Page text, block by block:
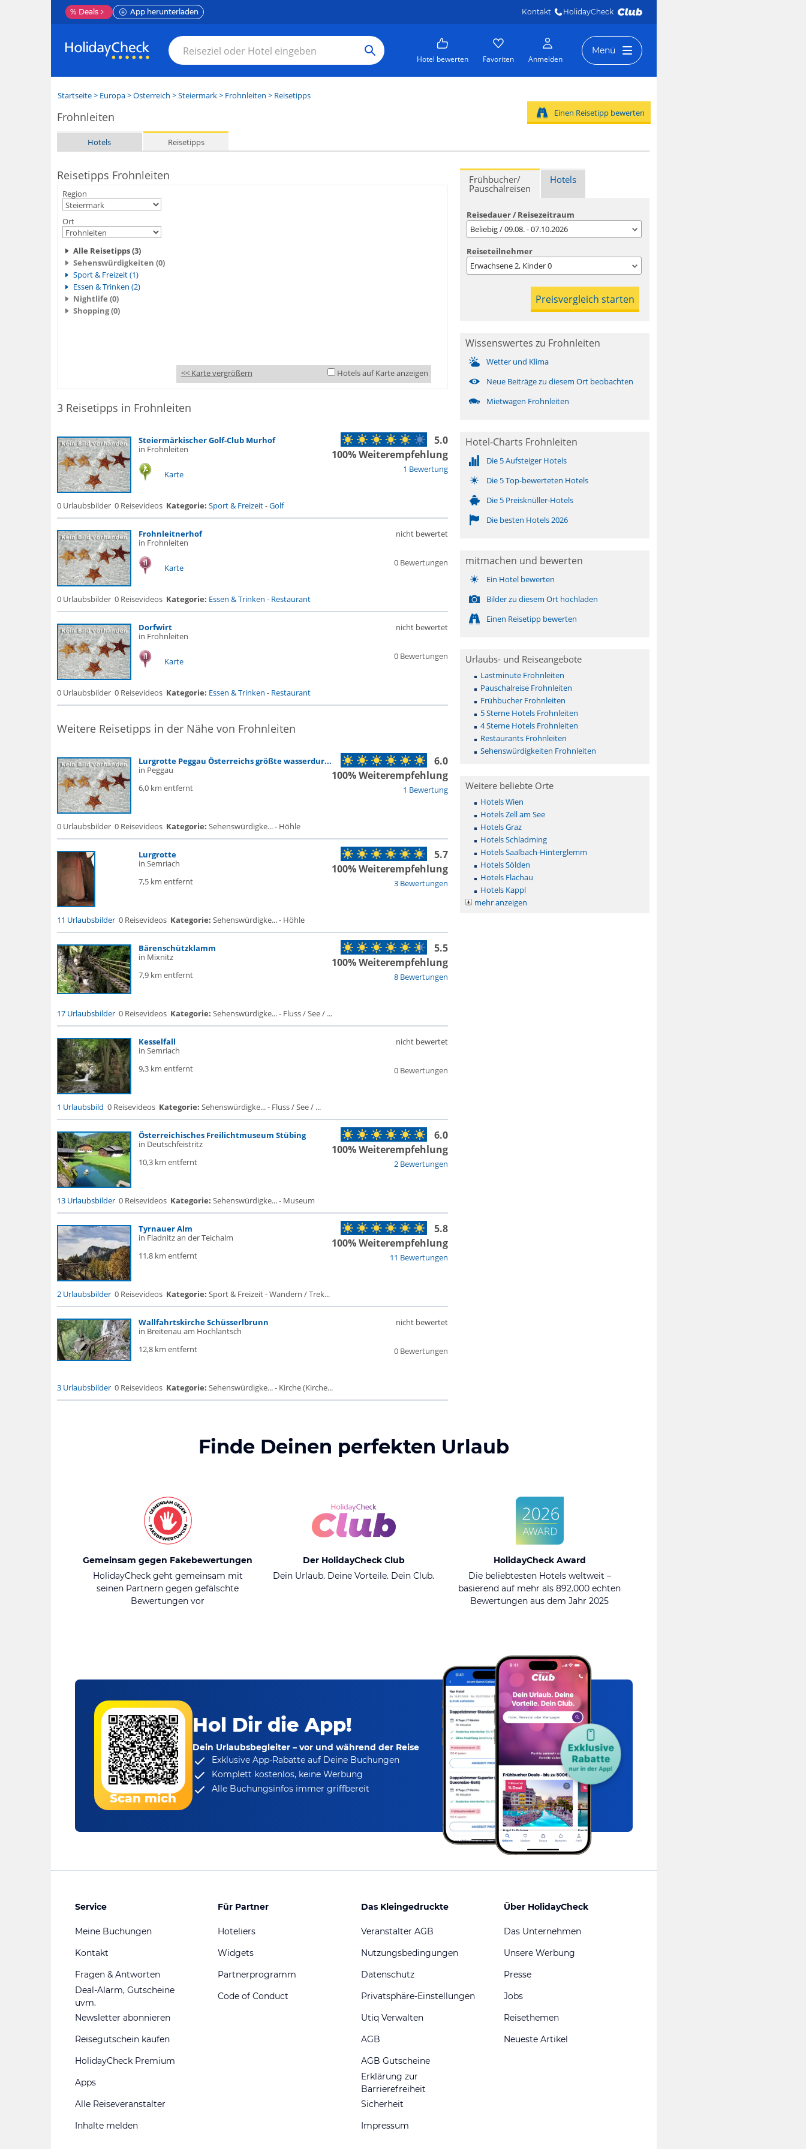
% Deals App herunterladen Kontakt HolidayCheck
Hotel bewerten Favoriten Anmelden
Menü
Startseite> Europa>Österreich >Steiermark> Frohnleiten > Reisetipps
Frohnleiten
Hotels Reisetipps
Einen Reisetipp bewerten
Reisetipps Frohnleiten
Region
Ort
Alle Reisetipps (3)
Sehenswürdigkeiten (0)
Sport & Freizeit (1)
Essen & Trinken (2)
Nightlife (0)
Shopping (0)
<< Karte vergrößern Hotels auf Karte anzeigen
3 Reisetipps in Frohnleiten
Steiermärkischer Golf-Club Murhof
in Frohnleiten
Karte 1 Bewertung
5.0
100% Weiterempfehlung
0 Urlaubsbilder 0 Reisevideos Kategorie: Sport & Freizeit-Golf
Frohnleitnerhof
in Frohnleiten
Karte 0 Bewertungen
nicht bewertet
0 Urlaubsbilder 0 Reisevideos Kategorie: Essen & Trinken - Restaurant
Dorfwirt
in Frohnleiten
Karte 0 Bewertungen
nicht bewertet
0 Urlaubsbilder 0 Reisevideos Kategorie: Essen & Trinken - Restaurant
Weitere Reisetipps in der Nähe von Frohnleiten
Lurgrotte Peggau Österreichs größte wasserdur...
in Peggau
6,0 km entfernt
1 Bewertung
6.0
100% Weiterempfehlung
0 Urlaubsbilder 0 Reisevideos Kategorie: Sehenswürdigke... - Höhle
Lurgrotte
in Semriach
7,5 km entfernt
3 Bewertungen
5.7
100% Weiterempfehlung
11 Urlaubsbilder 0 Reisevideos Kategorie: Sehenswürdigke... - Höhle
Bärenschützklamm
in Mixnitz
7,9 km entfernt
8 Bewertungen
5.5
100% Weiterempfehlung
17 Urlaubsbilder 0 Reisevideos Kategorie: Sehenswürdigke... - Fluss / See / ...
Kesselfall
in Semriach
9,3 km entfernt
0 Bewertungen
nicht bewertet
1 Urlaubsbild 0 Reisevideos Kategorie: Sehenswürdigke... - Fluss / See / ...
Österreichisches Freilichtmuseum Stübing
in Deutschfeistritz
10,3 km entfernt
2 Bewertungen
6.0
100% Weiterempfehlung
13 Urlaubsbilder 0 Reisevideos Kategorie: Sehenswürdigke... - Museum
Tyrnauer Alm
in Fladnitz an der Teichalm
11,8 km entfernt
11 Bewertungen
5.8
100% Weiterempfehlung
2 Urlaubsbilder 0 Reisevideos Kategorie: Sport & Freizeit - Wandern / Trek...
Wallfahrtskirche Schüsserlbrunn
in Breitenau am Hochlantsch
12,8 km entfernt
0 Bewertungen
nicht bewertet
3 Urlaubsbilder 0 Reisevideos Kategorie: Sehenswürdigke... - Kirche (Kirche...
Frühbucher/
Pauschalreisen
Hotels
Reisedauer / Reisezeitraum
Beliebig / 09.08. - 07.10.2026
Reiseteilnehmer
Erwachsene2, Kinder0
Wissenswertes zu Frohnleiten
Wetter und Klima
Neue Beiträge zu diesem Ort beobachten
Mietwagen Frohnleiten
Hotel-Charts Frohnleiten
Die 5 Aufsteiger Hotels
Die 5 Top-bewerteten Hotels
Die 5 Preisknüller-Hotels
Die besten Hotels 2026
mitmachen und bewerten
Ein Hotel bewerten
Bilder zu diesem Ort hochladen
Einen Reisetipp bewerten
Urlaubs- und Reiseangebote
Lastminute Frohnleiten
Pauschalreise Frohnleiten
Frühbucher Frohnleiten
5 Sterne Hotels Frohnleiten
4 Sterne Hotels Frohnleiten
Restaurants Frohnleiten
Sehenswürdigkeiten Frohnleiten
Weitere beliebte Orte
Hotels Wien
Hotels Zell am See
Hotels Graz
Hotels Schladming
Hotels Saalbach-Hinterglemm
Hotels Sölden
Hotels Flachau
Hotels Kappl
mehr anzeigen
Finde Deinen perfekten Urlaub
Gemeinsam gegen Fakebewertungen
HolidayCheck geht gemeinsam mit
seinen Partnern gegen gefälschte
Bewertungen vor
Der HolidayCheck Club
Dein Urlaub. Deine Vorteile. Dein Club.
HolidayCheck Award
Die beliebtesten Hotels weltweit –
basierend auf mehr als 892.000 echten
Bewertungen aus dem Jahr 2025
Scan mich
Hol Dir die App!
Dein Urlaubsbegleiter – vor und während der Reise
Exklusive App-Rabatteauf Deine Buchungen
Komplett kostenlos, keine Werbung
Alle Buchungsinfos immer griffbereit
Service
Meine Buchungen
Kontakt
Fragen & Antworten
Deal-Alarm, Gutscheine
uvm.
Newsletter abonnieren
Reisegutschein kaufen
HolidayCheck Premium
Apps
Alle Reiseveranstalter
Inhalte melden
Für Partner
Hoteliers
Widgets
Partnerprogramm
Code of Conduct
Das Kleingedruckte
Veranstalter AGB
Nutzungsbedingungen
Datenschutz
Privatsphäre-Einstellungen
Utiq Verwalten
AGB
AGB Gutscheine
Erklärung zur
Barrierefreiheit
Sicherheit
Impressum
Über HolidayCheck
Das Unternehmen
Unsere Werbung
Presse
Jobs
Reisethemen
Neueste Artikel